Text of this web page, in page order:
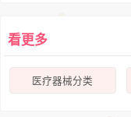
看更多
医疗器械分类